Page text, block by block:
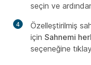
seçin ve
4
Özelleştirilmiş
için Sahnemi
seçeneğine